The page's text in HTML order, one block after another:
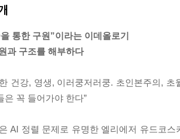
통한 구원”이라는 이데올로기
과 구조를 해부하다
건강, 영생, 이러쿵저러쿵. 초인본주의,
은 꼭 들어가야 한다”
AI 정렬 문제로 유명한 엘리에저 유드코